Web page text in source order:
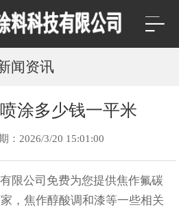
闻资讯
涂多少钱一平米
：2026/3/20 15:01:00
限公司免费为您提供焦作氟碳
，焦作醇酸调和漆等一些相关